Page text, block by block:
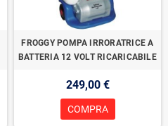
FROGGY POMPA IRRORATRICE A
BATTERIA 12 VOLT RICARICABILE
249,00 €
COMPRA